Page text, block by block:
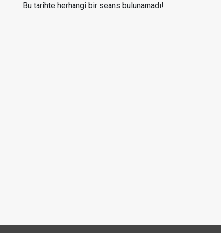
Bu tarihte herhangi bir seans bulunamadı!